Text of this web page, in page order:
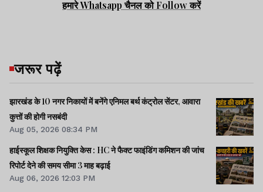
हमारे Whatsapp चैनल को Follow करें
जरूर पढ़ें
झारखंड के 10 नगर निकायों में बनेंगे एनिमल बर्थ कंट्रोल सेंटर, आवारा
कुत्तों की होगी नसबंदी
Aug 05, 2026 08:34 PM
हाईस्कूल शिक्षक नियुक्ति केस : HC ने फैक्ट फाइंडिंग कमिशन की जांच
रिपोर्ट देने की समय सीमा 3 माह बढ़ाई
Aug 06, 2026 12:03 PM